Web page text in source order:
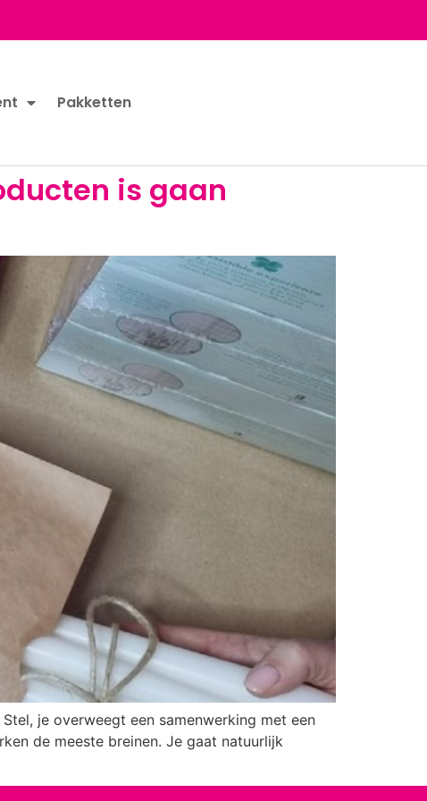
Pakketten
is gaan
je overweegt een samenwerking met een
de meeste breinen. Je gaat natuurlijk